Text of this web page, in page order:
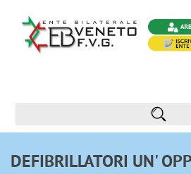
DEFIBRILLATORI UN'